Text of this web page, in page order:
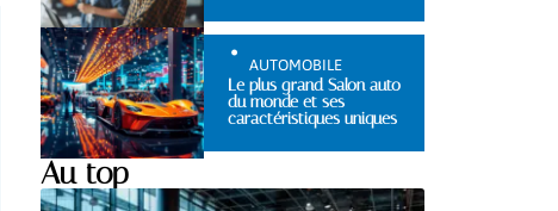
AUTOMOBILE
Le plus grand Salon auto
du monde et ses
caractéristiques uniques
Au top